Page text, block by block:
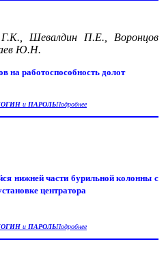
Шевалдин П.Е., Воронцов
Ю.Н.
на работоспособность долот
и ПАРОЛЬПодробнее
нижней части бурильной колонны с
центратора
и ПАРОЛЬПодробнее